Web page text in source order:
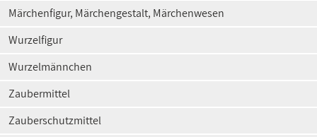
Märchenfigur, Märchengestalt, Märchenwesen
Wurzelfigur
Wurzelmännchen
Zaubermittel
Zauberschutzmittel